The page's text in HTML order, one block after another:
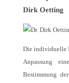
Dirk Oetting
Die individuelle
Anpassung
Bestimmung